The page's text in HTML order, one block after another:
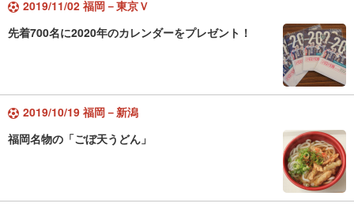
2019/11/02 福岡－東京Ｖ
先着700名に2020年のカレンダーをプレゼント！
2019/10/19 福岡－新潟
福岡名物の「ごぼ天うどん」